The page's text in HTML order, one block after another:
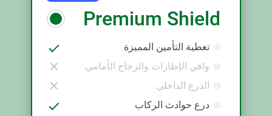
Premium Shield
تغطية التأمين المميزة
واقي الإطارات والزجاج الأمامي
الدرع الداخلي
درع حوادث الركاب